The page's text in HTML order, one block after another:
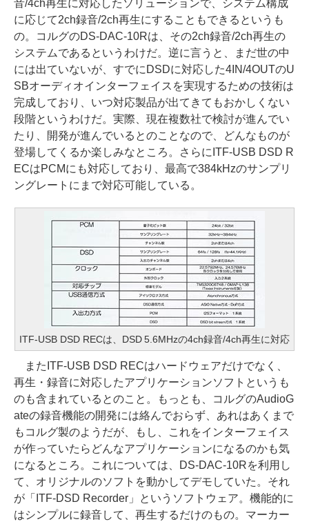
音/4ch再生に対応したソリューションで、システム構成
に応じて2ch録音/2ch再生にすることもできるというも
の。コルグのDS-DAC-10Rは、その2ch録音/2ch再生の
システムであるというわけだ。逆に言うと、まだ世の中
には出ていないが、すでにDSDに対応した4IN/4OUTのU
SBオーディオインターフェイスを実現するための技術は
完成しており、いつ対応製品が出てきてもおかしくない
段階というわけだ。実際、現在複数社で検討が進んでい
たり、開発が進んでいるとのことなので、どんなものが
登場してくるか楽しみなところ。さらにITF-USB DSD R
ECはPCMにも対応しており、最高で384kHzのサンプリ
ングレートにまで対応可能している。
ITF-USB DSD RECは、DSD 5.6MHzの4ch録音/4ch再生に対応
またITF-USB DSD RECはハードウェアだけでなく、
再生・録音に対応したアプリケーションソフトというも
のも含まれているとのこと。もっとも、コルグのAudioG
ateの録音機能の開発には絡んでおらず、あれはあくまで
もコルグ製のようだが、もし、これをインターフェイス
が作っていたらどんなアプリケーションになるのかも気
になるところ。これについては、DS-DAC-10Rを利用し
て、オリジナルのソフトを動かしてデモしていた。それ
が「ITF-DSD Recorder」というソフトウェア。機能的に
はシンプルに録音して、再生するだけのもの。マーカー